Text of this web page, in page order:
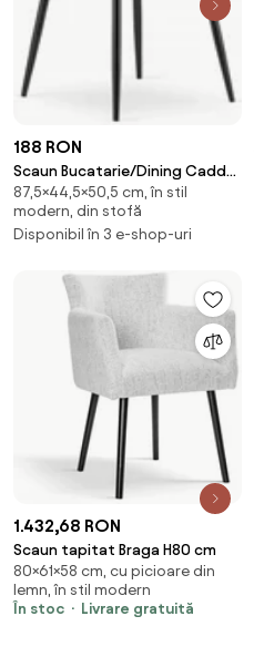
188 RON
Scaun Bucatarie/Dining Caddo
Catifea Gri
87,5×44,5×50,5 cm, în stil
modern, din stofă
Disponibil în 3 e-shop-uri
1.432,68 RON
Scaun tapitat Braga H80 cm
80×61×58 cm, cu picioare din
lemn, în stil modern
În stoc
Livrare gratuită